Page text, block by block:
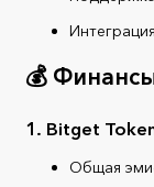
💰
1. Bitget
Общая